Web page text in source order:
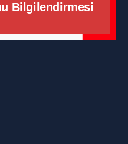
Bilgilendirmesi